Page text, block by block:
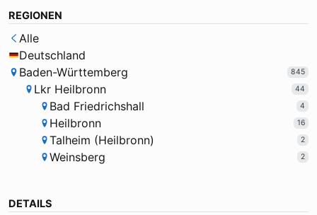
REGIONEN
Alle
Deutschland
Baden-Württemberg
845
Lkr Heilbronn 44
Bad Friedrichshall 4
Heilbronn 16
Talheim (Heilbronn) 2
Weinsberg 2
DETAILS